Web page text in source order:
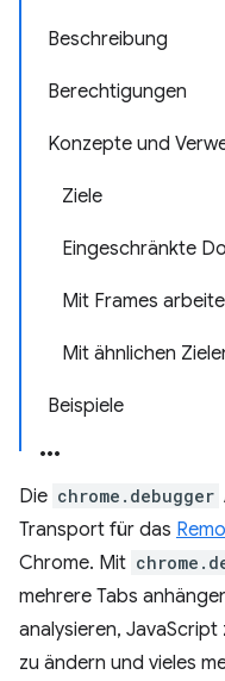
Beschreibung
Berechtigungen
Konzepte und
Ziele
Eingeschränkte
Mit Frames
Mit ähnlichen
Beispiele
Die chrome.debugger
Transport für das
Chrome. Mit
mehrere Tabs
analysieren,
zu ändern und vieles